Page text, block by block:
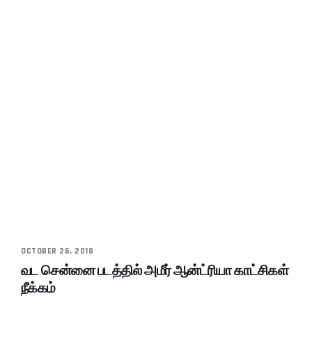
OCTOBER 26, 2018
வட சென்னை படத்தில் அமீர் ஆன்ட்ரியா காட்சிகள்
நீக்கம்